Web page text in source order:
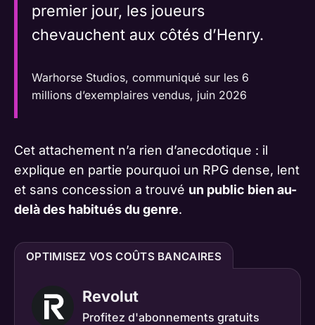
premier jour, les joueurs
chevauchent aux côtés d’Henry.
Warhorse Studios, communiqué sur les 6
millions d’exemplaires vendus, juin 2026
Cet attachement n’a rien d’anecdotique : il
explique en partie pourquoi un RPG dense, lent
et sans concession a trouvé un public bien au-
delà des habitués du genre.
OPTIMISEZ VOS COÛTS BANCAIRES
Revolut
Profitez d'abonnements gratuits